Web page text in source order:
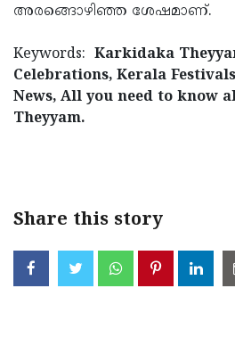
അരങ്ങൊഴിഞ്ഞ ശേഷമാണ്.
Keywords: Karkidaka
Celebrations, Kerala
News, All you need to know
Theyyam.
Share this story